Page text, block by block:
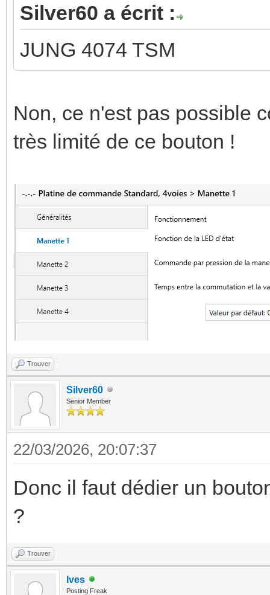
Silver60 a écrit :
JUNG 4074 TSM
Non, ce n'est pas possible
très limité de ce bouton !
Trouver
Silver60
Senior Member
22/03/2026, 20:07:37
Donc il faut dédier un
?
Trouver
Ives
Posting Freak